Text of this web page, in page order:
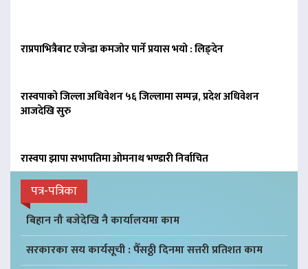
राप्रपाभित्रैबाट एजेन्डा कमजोर पार्ने प्रयास भयो : लिङ्देन
रास्वपाको जिल्ला अधिवेशन ५६ जिल्लामा सम्पन्न, प्रदेश अधिवेशन
आजदेखि सुरु
रास्वपा झापा सभापतिमा ओमनाथ भण्डारी निर्वाचित
पत्र-पत्रिका
बिहान नौ बजेदेखि नै कार्यालयमा काम
सरकारका सय कार्यसूची : पैँसठ्ठी दिनमा सत्तरी प्रतिशत काम